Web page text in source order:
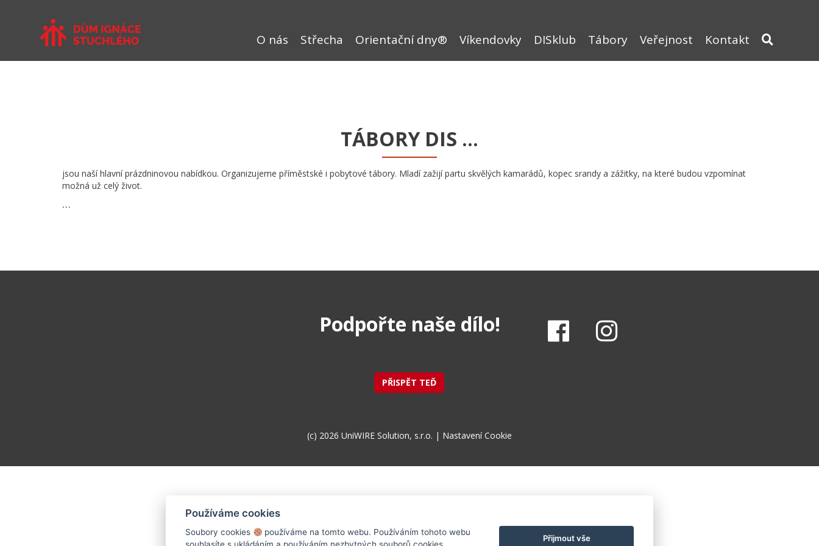
O nás Střecha Orientační dny® Víkendovky DISklub Tábory Veřejnost Kontakt
TÁBORY DIS …
jsou naší hlavní prázdninovou nabídkou. Organizujeme příměstské i pobytové tábory. Mladí zažijí partu skvělých kamarádů, kopec srandy a zážitky, na které budou vzpomínat
možná už celý život.
…
Podpořte naše dílo!
PŘISPĚT TEĎ
(c) 2026 UniWIRE Solution, s.r.o. | Nastavení Cookie
Používáme cookies
Soubory cookies
používáme na tomto webu. Používáním tohoto webu
Přijmout vše